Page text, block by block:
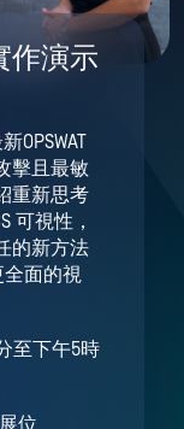
作演示
OPSWAT
擊且最敏
重新思考
可視性，
的新方法
面的視
至下午5時
位